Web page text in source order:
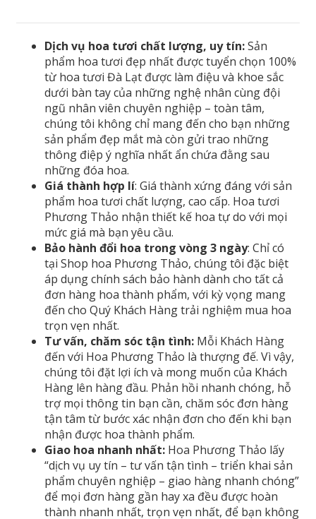
Dịch vụ hoa tươi chất lượng, uy tín:Sản
phẩm hoa tươi đẹp nhất được tuyển chọn 100%
từ hoa tươi Đà Lạt được làm điệu và khoe sắc
dưới bàn tay của những nghệ nhân cùng đội
ngũ nhân viên chuyên nghiệp – toàn tâm,
chúng tôi không chỉ mang đến cho bạn những
sản phẩm đẹp mắt mà còn gửi trao những
thông điệp ý nghĩa nhất ẩn chứa đằng sau
những đóa hoa.
Giá thành hợp lí: Giá thành xứng đáng với sản
phẩm hoa tươi chất lượng, cao cấp. Hoa tươi
Phương Thảo nhận thiết kế hoa tự do với mọi
mức giá mà bạn yêu cầu.
Bảo hành đổi hoa trong vòng 3 ngày: Chỉ có
tại Shop hoa Phương Thảo, chúng tôi đặc biệt
áp dụng chính sách bảo hành dành cho tất cả
đơn hàng hoa thành phẩm, với kỳ vọng mang
đến cho Quý Khách Hàng trải nghiệm mua hoa
trọn vẹn nhất.
Tư vấn, chăm sóc tận tình: Mỗi Khách Hàng
đến với Hoa Phương Thảo là thượng đế. Vì vậy,
chúng tôi đặt lợi ích và mong muốn của Khách
Hàng lên hàng đầu. Phản hồi nhanh chóng, hỗ
trợ mọi thông tin bạn cần, chăm sóc đơn hàng
tận tâm từ bước xác nhận đơn cho đến khi bạn
nhận được hoa thành phẩm.
Giao hoa nhanh nhất: Hoa Phương Thảo lấy
“dịch vụ uy tín – tư vấn tận tình – triển khai sản
phẩm chuyên nghiệp – giao hàng nhanh chóng”
để mọi đơn hàng gần hay xa đều được hoàn
thành nhanh nhất, trọn vẹn nhất, để bạn không